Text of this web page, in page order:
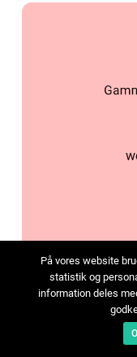
På vores website
statistik og
information deles